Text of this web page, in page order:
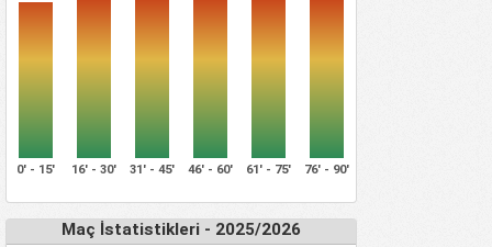
0' - 15' 16' - 30' 31' - 45' 46' - 60' 61' - 75' 76' - 90'
Maç İstatistikleri - 2025/2026